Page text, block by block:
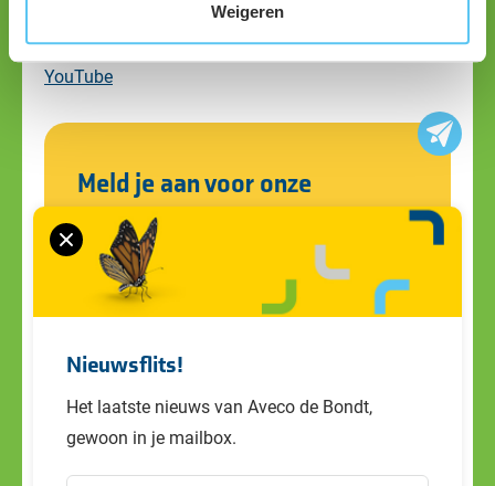
Weigeren
Nieuwsflits!
Het laatste nieuws van Aveco de Bondt,
gewoon in je mailbox.
Linkedin
YouTube
Meld je aan voor onze
nieuwsbrief
Blijf op de hoogte van alle ontwikkelingen
en ons laatste nieuws. Schrijf je in voor de